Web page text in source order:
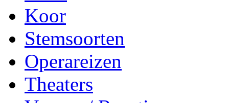
Koor
Stemsoorten
Operareizen
Theaters